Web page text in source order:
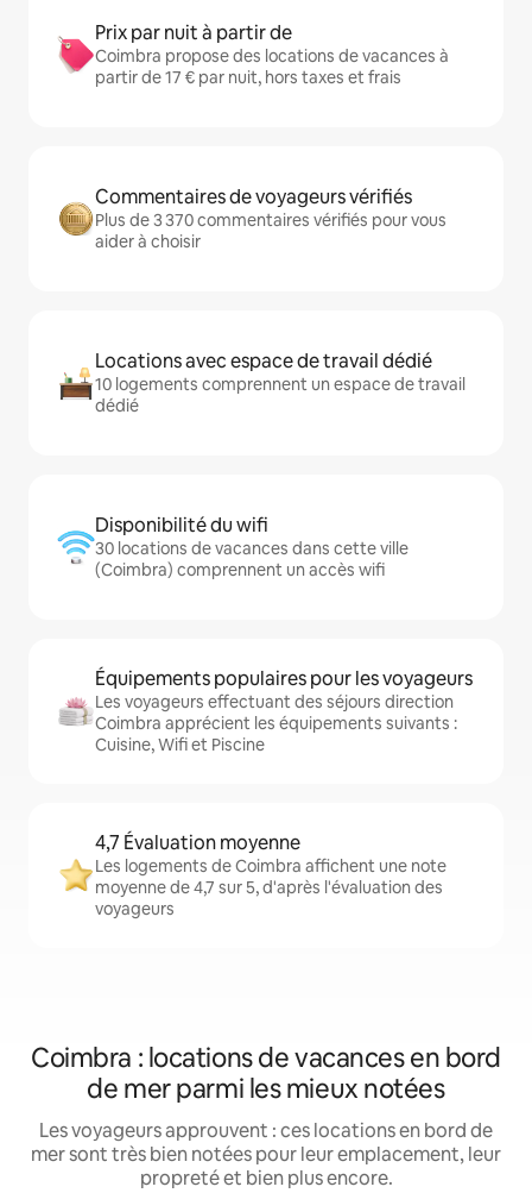
Prix par nuit à partir de
Coimbra propose des locations de vacances à
partir de 17 € par nuit, hors taxes et frais
Commentaires de voyageurs vérifiés
Plus de 3 370 commentaires vérifiés pour vous
aider à choisir
Locations avec espace de travail dédié
10 logements comprennent un espace de travail
dédié
Disponibilité du wifi
30 locations de vacances dans cette ville
(Coimbra) comprennent un accès wifi
Équipements populaires pour les voyageurs
Les voyageurs effectuant des séjours direction
Coimbra apprécient les équipements suivants :
Cuisine, Wifi et Piscine
4,7 Évaluation moyenne
Les logements de Coimbra affichent une note
moyenne de 4,7 sur 5, d'après l'évaluation des
voyageurs
Coimbra : locations de vacances en bord
de mer parmi les mieux notées
Les voyageurs approuvent : ces locations en bord de
mer sont très bien notées pour leur emplacement, leur
propreté et bien plus encore.